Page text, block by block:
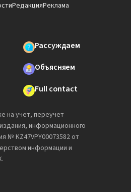
РедакцияРеклама
Рассуждаем
Объясняем
Full contact
на учет, переучет
информационного
№ KZ47VPY00073582 от
информации и